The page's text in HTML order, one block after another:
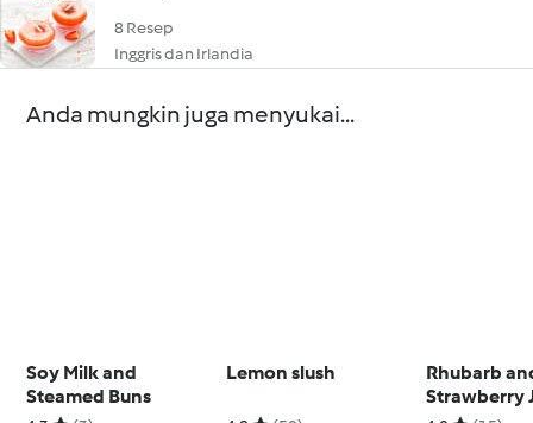
8 Resep
Inggris dan Irlandia
Anda mungkin juga menyukai...
Soy Milk and
Steamed Buns
Lemon slush
Rhubarb
Strawberry